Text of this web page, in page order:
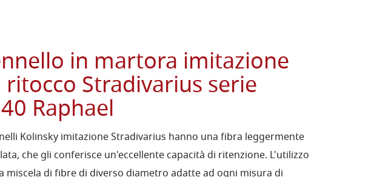
in martora imitazione
ritocco Stradivarius serie
Raphael
Kolinsky imitazione Stradivarius hanno una fibra leggermente
che gli conferisce un'eccellente capacità di ritenzione. L'utilizzo